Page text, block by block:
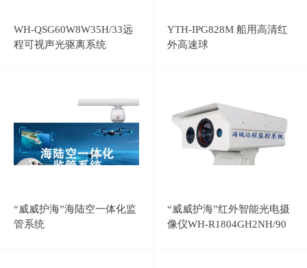
WH-QSG60W8W35H/33远
程可视声光驱离系统
YTH-IPG828M 船用高清红
外高速球
“威威护海”海陆空一体化监
管系统
“威威护海”红外智能光电摄
像仪WH-R1804GH2NH/90